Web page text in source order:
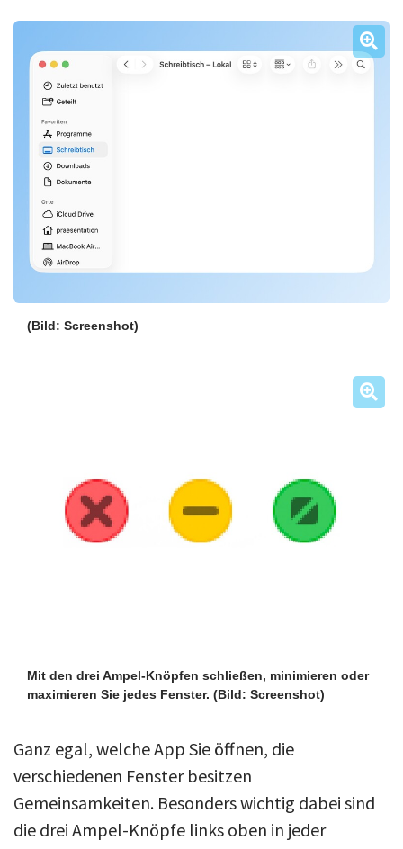
(Bild: Screenshot)
Mit den drei Ampel-Knöpfen schließen, minimieren oder
maximieren Sie jedes Fenster. (Bild: Screenshot)
Ganz egal, welche App Sie öffnen, die
verschiedenen Fenster besitzen
Gemeinsamkeiten. Besonders wichtig dabei sind
die drei Ampel-Knöpfe links oben in jeder